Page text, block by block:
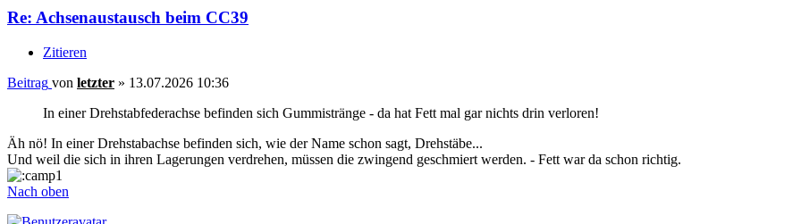
Re: Achsenaustausch beim CC39
Zitieren
Beitrag von letzter » 13.07.2026 10:36
In einer Drehstabfederachse befinden sich Gummistränge - da hat Fett mal gar nichts drin verloren!
Äh nö! In einer Drehstabachse befinden sich, wie der Name schon sagt, Drehstäbe...
Und weil die sich in ihren Lagerungen verdrehen, müssen die zwingend geschmiert werden. - Fett war da schon richtig.
Nach oben